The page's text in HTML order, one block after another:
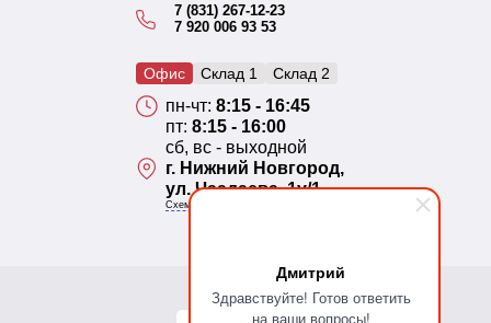
Дмитрий
Здравствуйте! Готов ответить
на ваши вопросы!
7 (831) 267-12-23
7 920 006 93 53
Офис Склад 1 Склад 2
пн-чт: 8:15 - 16:45
пт: 8:15 - 16:00
сб, вс - выходной
г. Нижний Новгород,
ул. Чаадаева, 1у/1
Схема проезда